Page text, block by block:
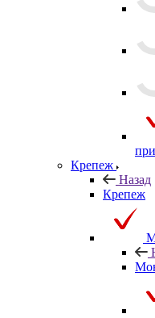
Крепеж
Назад
Крепеж